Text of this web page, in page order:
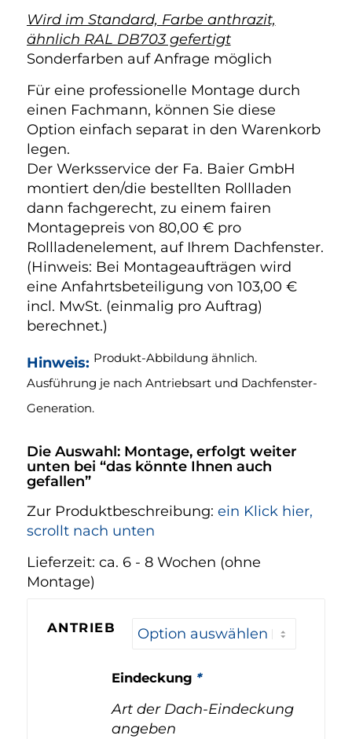
Wird im Standard, Farbe anthrazit,
ähnlich RAL DB703 gefertigt
Sonderfarben auf Anfrage möglich
Für eine professionelle Montage durch
einen Fachmann, können Sie diese
Option einfach separat in den Warenkorb
legen.
Der Werksservice der Fa. Baier GmbH
montiert den/die bestellten Rollladen
dann fachgerecht, zu einem fairen
Montagepreis von 80,00 € pro
Rollladenelement, auf Ihrem Dachfenster.
(Hinweis: Bei Montageaufträgen wird
eine Anfahrtsbeteiligung von 103,00 €
incl. MwSt. (einmalig pro Auftrag)
berechnet.)
Hinweis: Produkt-Abbildung ähnlich.
Ausführung je nach Antriebsart und Dachfenster-
Generation.
Die Auswahl: Montage, erfolgt weiter
unten bei “das könnte Ihnen auch
gefallen”
Zur Produktbeschreibung: ein Klick hier,
scrollt nach unten
Lieferzeit: ca. 6 - 8 Wochen (ohne
Montage)
ANTRIEB
Eindeckung *
Art der Dach-Eindeckung
angeben